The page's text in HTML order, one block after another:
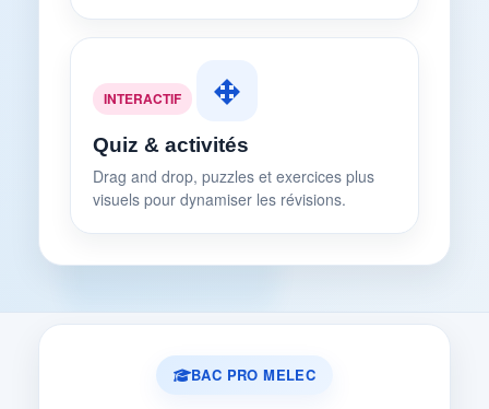
INTERACTIF
Quiz & activités
Drag and drop, puzzles et exercices plus
visuels pour dynamiser les révisions.
BAC PRO MELEC